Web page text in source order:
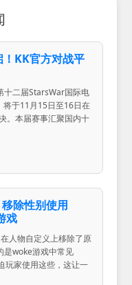
KK官方对战平
十二届StarsWar国际电
将于11月15日至16日在
。本届赛事汇聚国内十
除性别使用
戏
人物自定义上移除了原
是woke游戏中常见
玩家使用这些，这让一